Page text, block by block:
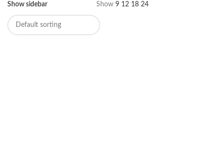
Show sidebar Show 9 12 18 24